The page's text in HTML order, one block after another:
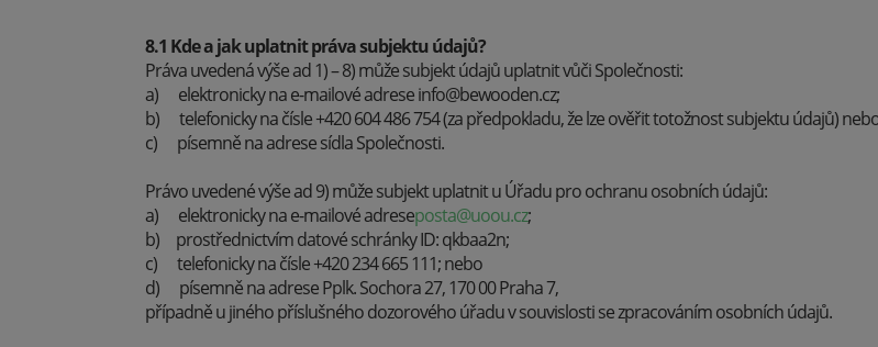
8.1 Kde a jak uplatnit práva subjektu údajů?
Práva uvedená výše ad 1) – 8) může subjekt údajů uplatnit vůči Společnosti:
a) elektronicky na e-mailové adrese info@bewooden.cz;
b) telefonicky na čísle +420 604 486 754 (za předpokladu, že lze ověřit totožnost subjektu údajů)
c) písemně na adrese sídla Společnosti.
Právo uvedené výše ad 9) může subjekt uplatnit u Úřadu pro ochranu osobních údajů:
a) elektronicky na e-mailové adreseposta@uoou.cz;
b) prostřednictvím datové schránky ID: qkbaa2n;
c) telefonicky na čísle +420 234 665 111; nebo
d) písemně na adrese Pplk. Sochora 27, 170 00 Praha 7,
případně u jiného příslušného dozorového úřadu v souvislosti se zpracováním osobních údajů.